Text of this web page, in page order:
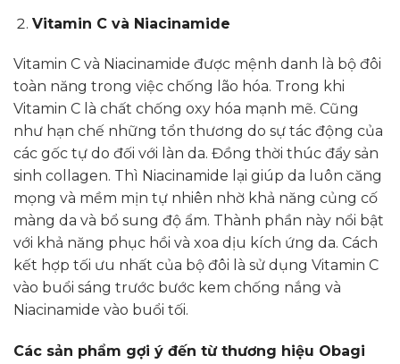
1,505,000₫.
Vitamin C và Niacinamide
Vitamin C và Niacinamide được mệnh danh là bộ đôi
toàn năng trong việc chống lão hóa. Trong khi
Vitamin C là chất chống oxy hóa mạnh mẽ. Cũng
như hạn chế những tổn thương do sự tác động của
các gốc tự do đối với làn da. Đồng thời thúc đẩy sản
sinh collagen. Thì Niacinamide lại giúp da luôn căng
mọng và mềm mịn tự nhiên nhờ khả năng củng cố
màng da và bổ sung độ ẩm. Thành phần này nổi bật
với khả năng phục hồi và xoa dịu kích ứng da. Cách
kết hợp tối ưu nhất của bộ đôi là sử dụng Vitamin C
vào buổi sáng trước bước kem chống nắng và
Niacinamide vào buổi tối.
Các sản phẩm gợi ý đến từ thương hiệu Obagi